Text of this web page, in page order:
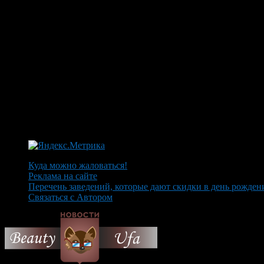
Куда можно жаловаться!
Реклама на сайте
Перечень заведений, которые дают скидки в день
Связаться с Автором